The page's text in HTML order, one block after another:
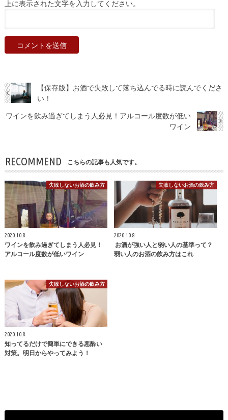
上に表示された文字を入力してください。
【保存版】お酒で失敗して落ち込んでる時に読んでくださ
い！
ワインを飲み過ぎてしまう人必見！アルコール度数が低い
ワイン
RECOMMEND こちらの記事も人気です。
失敗しないお酒の飲み方
2020.10.8
ワインを飲み過ぎてしまう人必見！
アルコール度数が低いワイン
失敗しないお酒の飲み方
2020.10.8
お酒が強い人と弱い人の基準って？
弱い人のお酒の飲み方はこれ
失敗しないお酒の飲み方
2020.10.8
知ってるだけで簡単にできる悪酔い
対策。明日からやってみよう！